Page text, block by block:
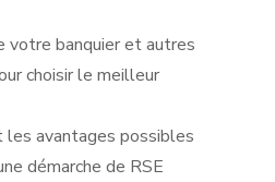
votre banquier et autres
choisir le meilleur
les avantages possibles
démarche de RSE